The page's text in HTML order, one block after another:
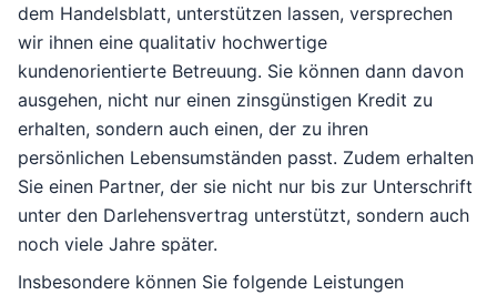
dem Handelsblatt, unterstützen lassen, versprechen
wir ihnen eine qualitativ hochwertige
kundenorientierte Betreuung. Sie können dann davon
ausgehen, nicht nur einen zinsgünstigen Kredit zu
erhalten, sondern auch einen, der zu ihren
persönlichen Lebensumständen passt. Zudem erhalten
Sie einen Partner, der sie nicht nur bis zur Unterschrift
unter den Darlehensvertrag unterstützt, sondern auch
noch viele Jahre später.
Insbesondere können Sie folgende Leistungen